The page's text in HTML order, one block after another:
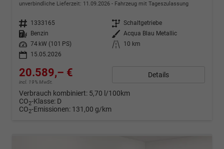
unverbindliche Lieferzeit: 11.09.2026 Fahrzeug mit Tageszulassung
Fahrzeugnr. 1333165 Getriebe Schaltgetriebe
Kraftstoff
Benzin Außenfarbe Acqua Blau Metallic
Leistung
74 kW (101 PS) Kilometerstand
10 km
15.05.2026
20.589,– €
incl. 19% MwSt.
Details
Verbrauch kombiniert: 5,70 l/100km
CO2-Klasse: D
CO2-Emissionen: 131,00 g/km